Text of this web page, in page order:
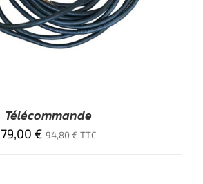
Télécommande
79,00 € 94,80€ TTC